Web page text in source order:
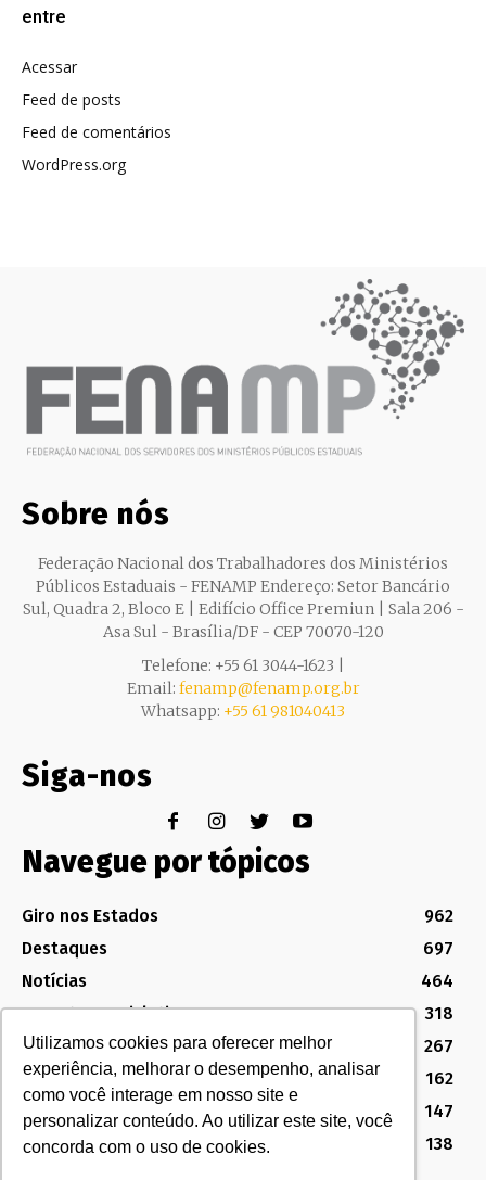
Utilizamos cookies para oferecer melhor
experiência, melhorar o desempenho, analisar
como você interage em nosso site e
personalizar conteúdo. Ao utilizar este site, você
concorda com o uso de cookies.
entre
Acessar
Feed de posts
Feed de comentários
WordPress.org
Sobre nós
Federação Nacional dos Trabalhadores dos Ministérios
Públicos Estaduais - FENAMP Endereço: Setor Bancário
Sul, Quadra 2, Bloco E | Edifício Office Premiun | Sala 206 -
Asa Sul - Brasília/DF - CEP 70070-120
Telefone: +55 61 3044-1623 |
Email: fenamp@fenamp.org.br
Whatsapp: +55 61 981040413
Siga-nos
Navegue por tópicos
Giro nos Estados
962
Destaques
697
Notícias
464
Assuntos Legislativos
318
Política Sindical e Institucional
267
Destaques do Legislativo
162
Notícias do Congresso
147
MG
138